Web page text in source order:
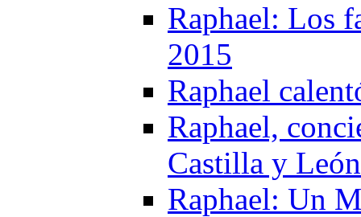
Raphael: Los
2015
Raphael
Raphael,
Castilla y
Raphael: Un